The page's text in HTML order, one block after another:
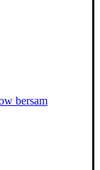
bersam